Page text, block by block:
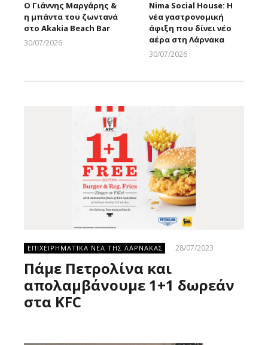
Ο Γιάννης Μαργάρης &
η μπάντα του ζωντανά
στο Akakia Beach Bar
30/07/2026
Nima Social House: Η
νέα γαστρονομική
άφιξη που δίνει νέο
αέρα στη Λάρνακα
30/07/2026
ΕΠΙΧΕΙΡΗΜΑΤΙΚΑ ΝΕΑ ΤΗΣ ΛΑΡΝΑΚΑΣ 28/07/2023
Πάμε Πετρολίνα και
απολαμβάνουμε 1+1 δωρεάν
στα KFC